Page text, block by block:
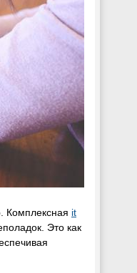
Комплексная it
Это как